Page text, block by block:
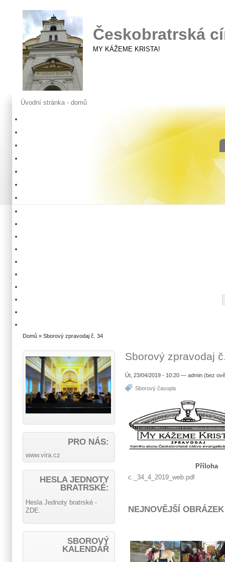
Českobratrská
MY KÁŽEME KRISTA!
Úvodní stránka - domů
Domů » Sborový zpravodaj č. 34
Sborový zpravodaj
Út, 23/04/2019 - 10:20 — admin (bez
Sborový časopis
Příloha
c._34_4_2019_web.pdf
NEJNOVĚJŠÍ OBRÁZEK
PRO NÁS:
www.vira.cz
HESLA JEDNOTY
BRATRSKÉ:
Hesla Jednoty bratrské -
ZDE.
SBOROVÝ
KALENDÁŘ